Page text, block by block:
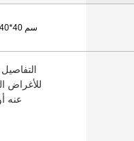
سم
للأغراض
عنه